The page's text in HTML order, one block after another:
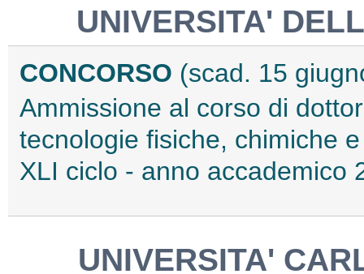
UNIVERSITA'
CONCORSO (scad. 15
Ammissione al corso di
tecnologie fisiche, chimiche
XLI ciclo - anno accademico
UNIVERSITA'